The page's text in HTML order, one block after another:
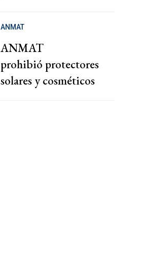
ANMAT
ANMAT
prohibió protectores
solares y cosméticos